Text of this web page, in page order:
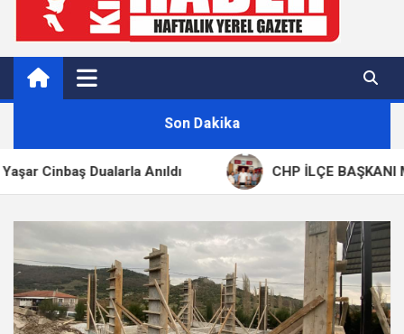
Kırkağaç 40Haber
Kırkağaç'ın Yerel Haber Sitesi
Son Dakika
Dualarla Anıldı CHP İLÇE BAŞKANI MEHMET